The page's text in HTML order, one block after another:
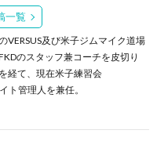
一覧
VERSUS及び米子ジムマイク道場
のスタッフ兼コーチを皮切り
経て、現在米子練習会
ト管理人を兼任。